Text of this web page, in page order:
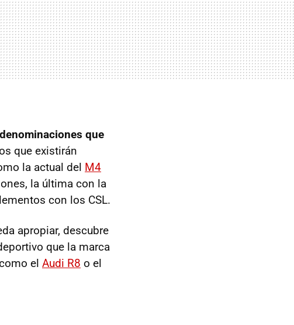
que
que existirán
la actual del M4
la última con la
con los CSL.
apropiar, descubre
que la marca
el Audi R8 o el